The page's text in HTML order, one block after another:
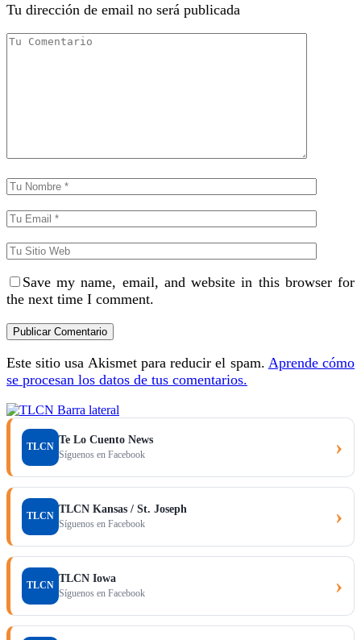
Tu dirección de email no será publicada
Save my name, email, and website in this browser for
the next time I comment.
Este sitio usa Akismet para reducir el spam. Aprende cómo
se procesan los datos de tus comentarios.
TLCN
Te Lo Cuento News
Síguenos en Facebook ›
TLCN
TLCN Kansas / St. Joseph
Síguenos en Facebook ›
TLCN
TLCN Iowa
Síguenos en Facebook ›